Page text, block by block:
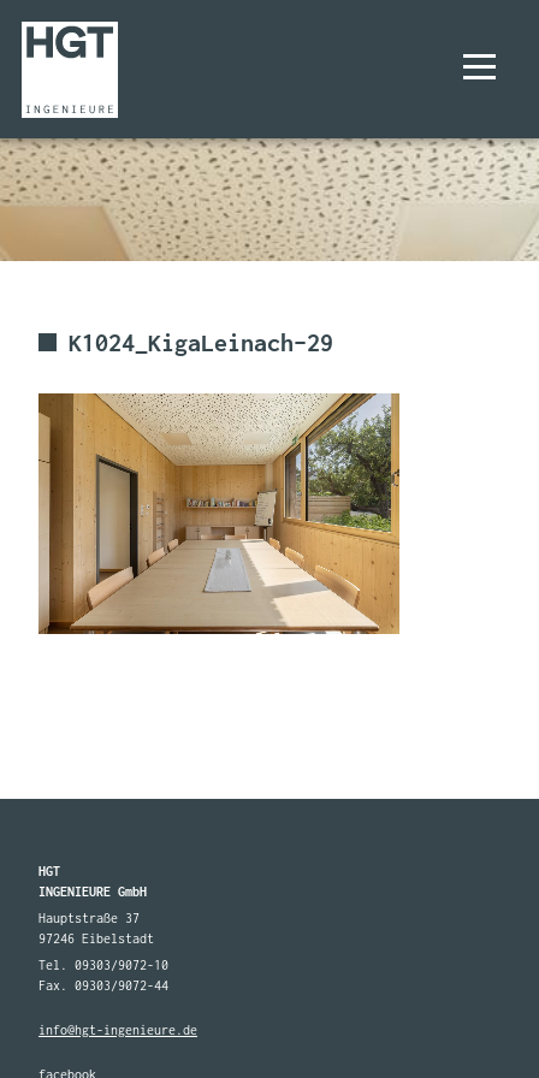
UNTERNEHMEN
LEISTUNGEN
KARRIERE
KONTAKT
K1024_KigaLeinach–29
HGT
INGENIEURE GmbH
Hauptstraße 37
97246 Eibelstadt
Tel. 09303/9072-10
Fax. 09303/9072-44
info@hgt-ingenieure.de
facebook